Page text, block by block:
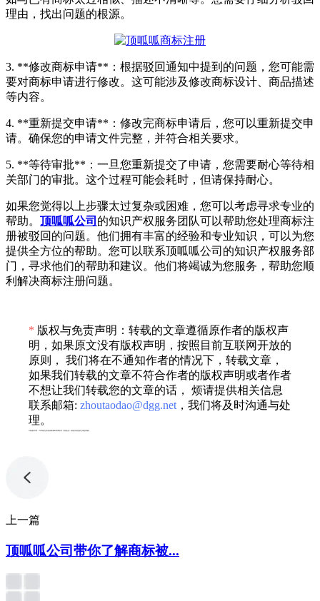
理由，找出问题的根源。
3. **修改商标申请**：根据驳回通知中提到的问题，您可能需
要对商标申请进行修改。这可能涉及修改商标设计、商品描述
等内容。
4. **重新提交申请**：修改完商标申请后，您可以重新提交申
请。确保您的申请文件完整，并符合相关要求。
5. **等待审批**：一旦您重新提交了申请，您需要耐心等待相
关部门的审批。这个过程可能会耗时，但请保持耐心。
如果您觉得以上步骤太过复杂或困难，您可以考虑寻求专业的
帮助。 顶呱呱公司 的知识产权服务团队可以帮助您处理商标注
册被驳回的问题。他们拥有丰富的经验和专业知识，可以为您
提供全方位的帮助。您可以联系顶呱呱公司的知识产权服务部
门，寻求他们的帮助和建议。他们将竭诚为您服务，帮助您顺
利解决商标注册问题。
* 版权与免责声明：转载的文章遵循原作者的版权声
明，如果原文没有版权声明，按照目前互联网开放的
原则， 我们将在不通知作者的情况下，转载文章，
如果我们转载的文章不符合作者的版权声明或者作者
不想让我们转载您的文章的话， 烦请提供相关信息
联系邮箱: zhoutaodao@dgg.net ，我们将及时沟通与处
理。
上一篇
顶呱呱公司带你了解商标被...